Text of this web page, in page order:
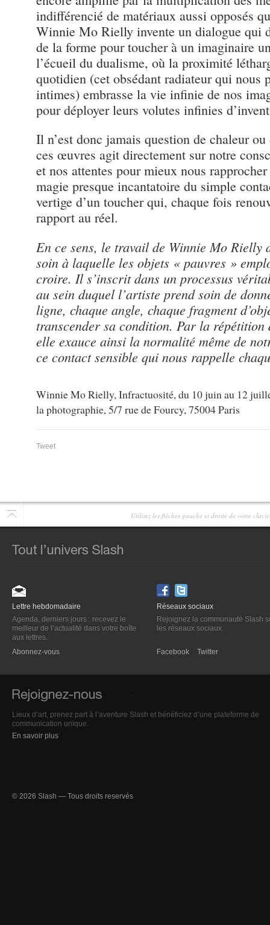
indifférencié de matériaux aussi opposés
Winnie Mo Rielly invente un dialogue qui
de la forme pour toucher à un imaginaire
l’écueil du dualisme, où la proximité
quotidien (cet obsédant radiateur qui nous
intimes) embrasse la vie infinie de nos
pour déployer leurs volutes infinies
Il n’est donc jamais question de chaleur
ces œuvres agit directement sur notre
et nos attentes pour mieux nous
magie presque incantatoire du simple
vertige d’un toucher qui, chaque fois
rapport au réel.
En ce sens, le travail de Winnie Mo Rielly
soin à laquelle les objets « pauvres »
croire. Il s’inscrit dans un processus
au sein duquel l’artiste prend soin de
ligne, chaque angle, chaque fragment
transcender sa condition. Par la répétition
elle exauce ainsi la normalité même de
ce contact sensible qui nous rappelle
Winnie Mo Rielly, Infractuosité, du 10 juin au 12
la photographie, 5/7 rue de Fourcy, 75004 Paris
Tweet
Utilisez les flêches gauche et droite de votre
Lettre hebdomadaire
Agenda, derniers jours : recevez le
meilleur de l’actualité dans votre boîte
aux lettres.
Abonnez-vous
Réseaux sociaux
Rejoignez la communauté Slash
les réseaux sociaux.
Facebook Twitter
Lieux d’art, prenez part à l’aventure Slash et bénéficiez d’une plateforme de
communication unique.
En savoir plus
© 2026 Slash — Tous droits reservés